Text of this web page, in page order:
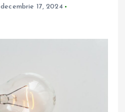
decembrie 17, 2024